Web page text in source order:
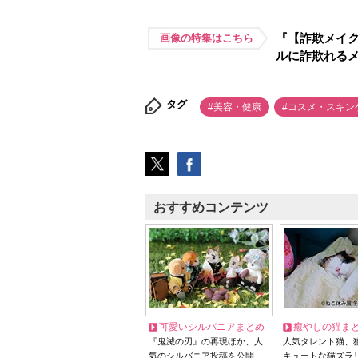
画像の特集はこちら
『【詐欺メイ
ルに詐欺れる
タグ #美容・健康 #コスメ・スキン
おすすめコンテンツ
可愛いシルバニアまとめ
『鬼滅の刃』の再現ほか、人
気のシルバニア投稿を公開
癒やしの猫ま
人気タレント猫
キュートな猫ズラ